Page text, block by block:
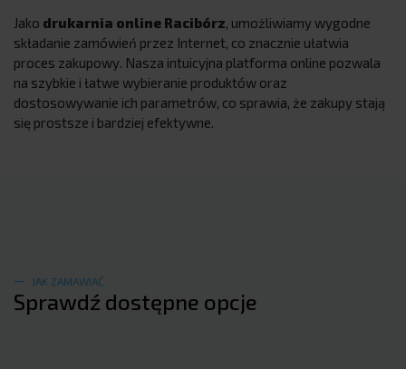
Jako drukarnia online Racibórz, umożliwiamy wygodne
składanie zamówień przez Internet, co znacznie ułatwia
proces zakupowy. Nasza intuicyjna platforma online pozwala
na szybkie i łatwe wybieranie produktów oraz
dostosowywanie ich parametrów, co sprawia, że zakupy stają
się prostsze i bardziej efektywne.
JAK ZAMAWIAĆ
Sprawdź dostępne opcje